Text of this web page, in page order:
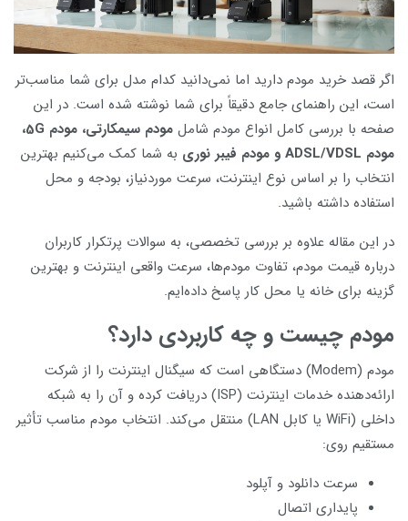
اگر قصد خرید مودم دارید اما نمی‌دانید کدام مدل برای شما مناسب‌تر
است، این راهنمای جامع دقیقاً برای شما نوشته شده است. در این
صفحه با بررسی کامل انواع مودم شامل
مودم سیمکارتی، مودم 5G،
مودم ADSL/VDSL و مودم فیبر نوری
به شما کمک می‌کنیم بهترین
انتخاب را بر اساس نوع اینترنت، سرعت موردنیاز، بودجه و محل
استفاده داشته باشید.
در این مقاله علاوه بر بررسی تخصصی، به سوالات پرتکرار کاربران
درباره قیمت مودم، تفاوت مودم‌ها، سرعت واقعی اینترنت و بهترین
گزینه برای خانه یا محل کار پاسخ داده‌ایم.
مودم چیست و چه کاربردی دارد؟
مودم (Modem) دستگاهی است که سیگنال اینترنت را از شرکت
ارائه‌دهنده خدمات اینترنت (ISP) دریافت کرده و آن را به شبکه
داخلی (WiFi یا کابل LAN) منتقل می‌کند. انتخاب مودم مناسب تأثیر
مستقیم روی:
سرعت دانلود و آپلود
پایداری اتصال